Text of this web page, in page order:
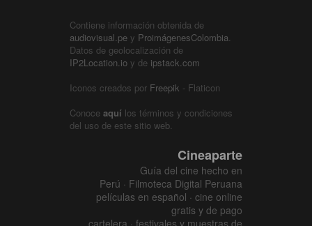
Contiene información obtenida de
audiovisual.pe y ProimágenesColombia.
Datos de geolocalización de
IP2Location.io y de ipstack.com
Iconos creados por Freepik - Flaticon
Conoce aquí los términos y condiciones
del uso de este sitio web.
Cineaparte
Guía del cine hecho en
Perú · Filmoteca Digital Peruana
películas en español · cine online
gratis y de pago